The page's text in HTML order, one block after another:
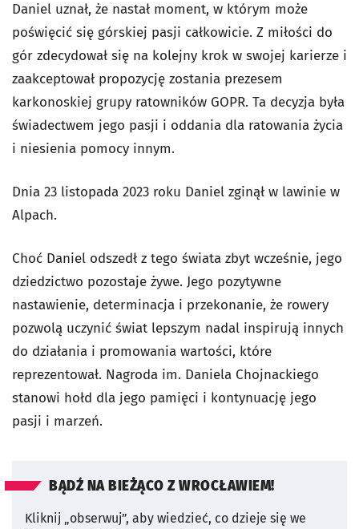
Daniel uznał, że nastał moment, w którym może
poświęcić się górskiej pasji całkowicie. Z miłości do
gór zdecydował się na kolejny krok w swojej karierze i
zaakceptował propozycję zostania prezesem
karkonoskiej grupy ratowników GOPR. Ta decyzja była
świadectwem jego pasji i oddania dla ratowania życia
i niesienia pomocy innym.
Dnia 23 listopada 2023 roku Daniel zginął w lawinie w
Alpach.
Choć Daniel odszedł z tego świata zbyt wcześnie, jego
dziedzictwo pozostaje żywe. Jego pozytywne
nastawienie, determinacja i przekonanie, że rowery
pozwolą uczynić świat lepszym nadal inspirują innych
do działania i promowania wartości, które
reprezentował. Nagroda im. Daniela Chojnackiego
stanowi hołd dla jego pamięci i kontynuację jego
pasji i marzeń.
BĄDŹ NA BIEŻĄCO Z WROCŁAWIEM!
Kliknij „obserwuj”, aby wiedzieć, co dzieje się we